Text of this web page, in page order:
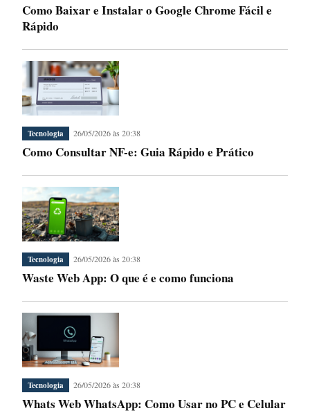
Como Baixar e Instalar o Google Chrome Fácil e
Rápido
Tecnologia 26/05/2026 às 20:38
Como Consultar NF-e: Guia Rápido e Prático
Tecnologia 26/05/2026 às 20:38
Waste Web App: O que é e como funciona
Tecnologia 26/05/2026 às 20:38
Whats Web WhatsApp: Como Usar no PC e Celular